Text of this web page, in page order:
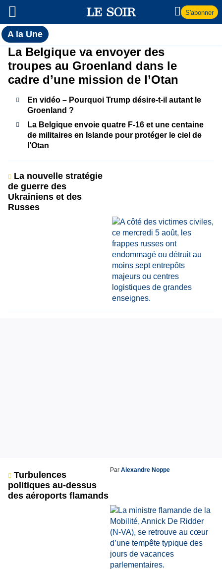
S'abonner
A la UneToutes
l'actualité
du Soir
A
la
Une
La Belgique va envoyer des
troupes au Groenland dans le
cadre d’une mission de l’Otan
En vidéo – Pourquoi Trump désire-t-il autant le
Groenland ?
La Belgique envoie quatre F-16 et une centaine
de militaires en Islande pour protéger le ciel de
l’Otan
La nouvelle stratégie
de guerre des
Ukrainiens et des
Russes
Turbulences
politiques au-dessus
des aéroports flamands
Par Alexandre Noppe